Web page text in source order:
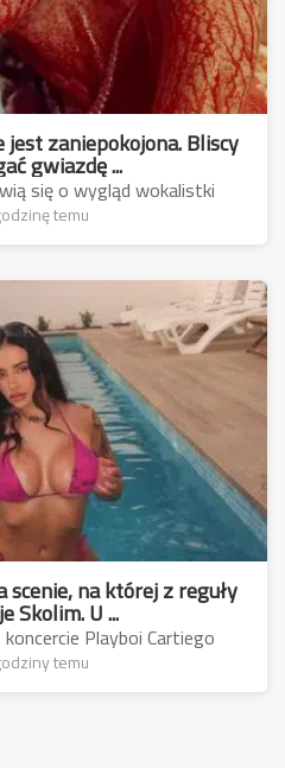
zaniepokojona. Bliscy
mieli błagać gwiazdę ...
się o wygląd wokalistki
temu
scenie, na której z reguły
Skolim. U ...
Playboi Cartiego
temu